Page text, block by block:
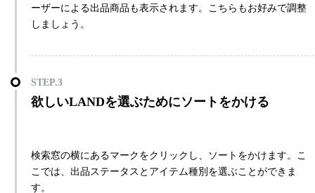
ーザーによる出品商品も表示されます。こちらもお好みで調整
しましょう。
欲しいLANDを選ぶためにソートをかける
検索窓の横にあるマークをクリックし、ソートをかけます。こ
こでは、出品ステータスとアイテム種別を選ぶことができま
す。